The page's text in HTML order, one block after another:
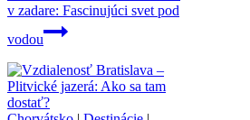
v zadare: Fascinujúci svet pod
vodou